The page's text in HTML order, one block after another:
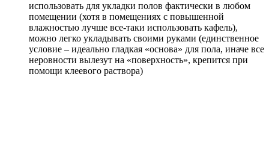
использовать для укладки полов фактически в любом
помещении (хотя в помещениях с повышенной
влажностью лучше все-таки использовать кафель),
можно легко укладывать своими руками (единственное
условие – идеально гладкая «основа» для пола, иначе все
неровности вылезут на «поверхность», крепится при
помощи клеевого раствора)